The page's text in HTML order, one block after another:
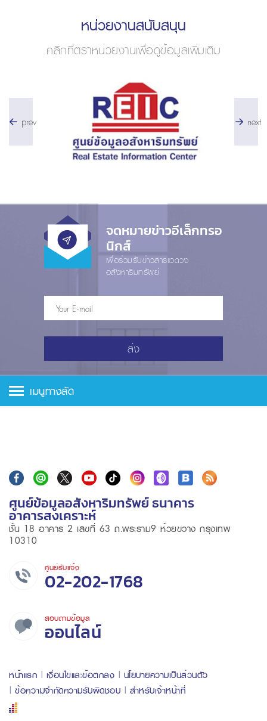
หน่วยงานสนับสนุน
คลิกที่ตราหน่วยงานเพื่อดูข้อมูลเพิ่มเติม
prev next
จดหมายข่าวอีเล็กทรอ
นิกส์
เพื่อร่วมรับข่าวสารแวดวง
อสังหาริมทรัพย์
ส่ง
เมนูทางลัด
ศูนย์ข้อมูลอสังหาริมทรัพย์ ธนาคาร
อาคารสงเคราะห์
ชั้น 18 อาคาร 2 เลขที่ 63 ถ.พระราม9 ห้วยขวาง กรุงเทพ
10310
ศูนย์รับแจ้ง
02-202-1768
สอบถามข้อมูล
ออนไลน์
หน้าแรก เงื่อนไขและข้อตกลง
นโยบายความเป็นส่วนตัว
ข้อความจำกัดความรับผิดชอบ
สำหรับเจ้าหน้าที่